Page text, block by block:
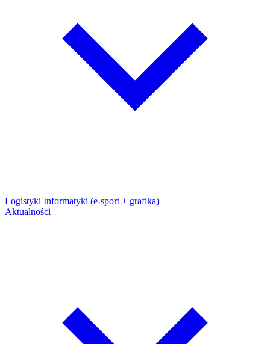
Logistyki Informatyki (e-sport + grafika)
Aktualności